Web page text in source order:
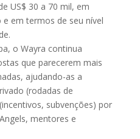
US$ 30 a 70 mil, em
em termos de seu nível
o Wayra continua
que parecerem mais
ajudando-as a
(rodadas de
subvenções) por
mentores e